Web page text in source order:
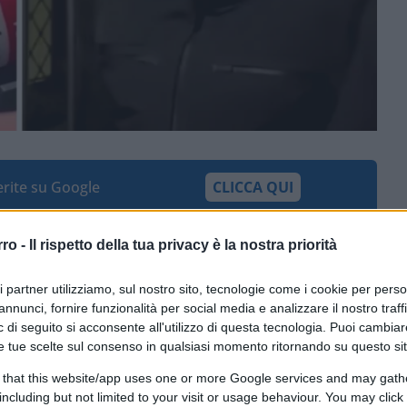
- Il rispetto della tua privacy è la nostra priorità
partner utilizziamo, sul nostro sito, tecnologie come i cookie per
fornire funzionalità per social media e analizzare il nostro
di seguito si acconsente all'utilizzo di questa tecnologia. Puoi
tue scelte sul consenso in qualsiasi momento ritornando su questo
that this website/app uses one or more Google services and may
but not limited to your visit or usage behaviour. You may
su Google CLICCA QUI
del Bar dove sono morti 40
pugno nello stomaco. Il governo italiano
del consiglio e ministro degli Esteri si
c’è da scommettere che il 99 per cento
righe siano dello stesso avviso.